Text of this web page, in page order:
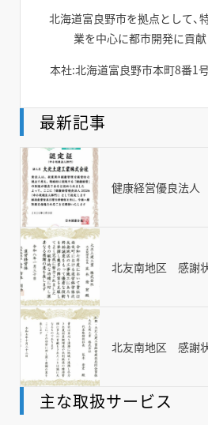
TOP
北海道富良野市を拠点として、
業を中心に都市開発に貢献
本社:北海道富良野市本町8番1
最新記事
健康経営優良法人
北友南地区 感謝
北友南地区 感謝
主な取扱サービス